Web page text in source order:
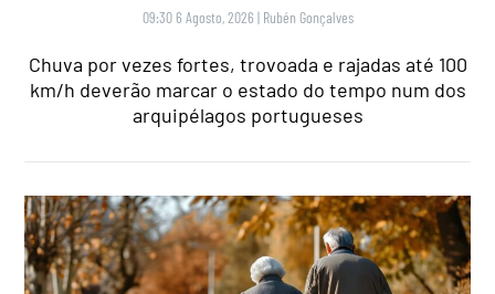
09:30 6 Agosto, 2026 | Rubén Gonçalves
Chuva por vezes fortes, trovoada e rajadas até 100
km/h deverão marcar o estado do tempo num dos
arquipélagos portugueses